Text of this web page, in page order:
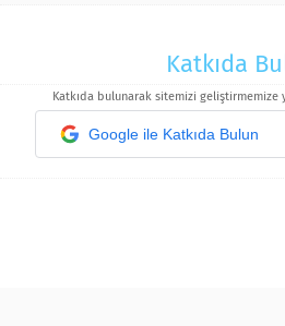
Katkıda
Katkıda bulunarak sitemizi geliştirmemize
Google ile Katkıda Bulun